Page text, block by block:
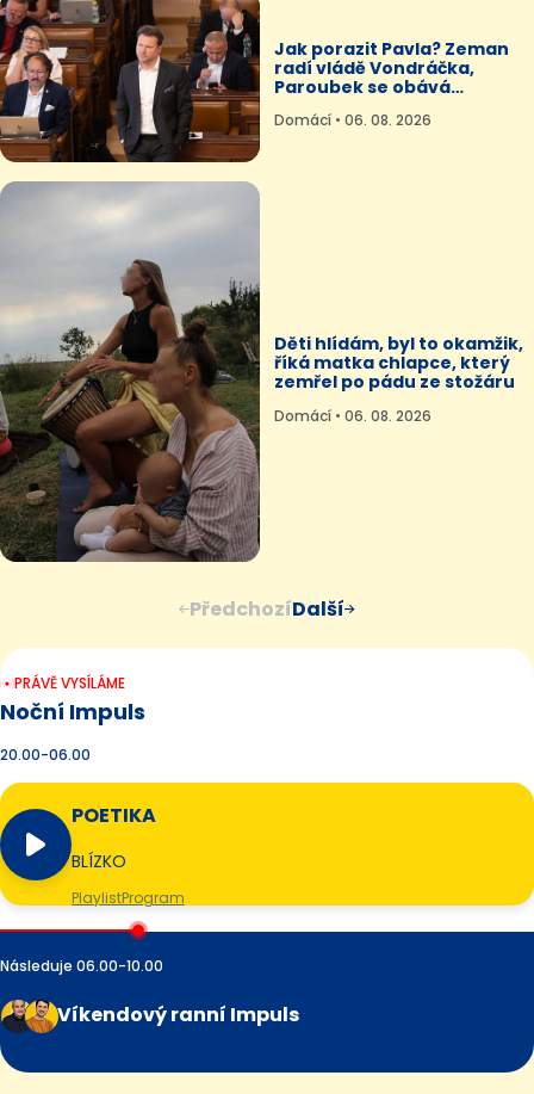
Jak porazit Pavla? Zeman
radí vládě Vondráčka,
Paroubek se obává
Domácí • 06. 08. 2026
Děti hlídám, byl to okamžik,
říká matka chlapce, který
zemřel po pádu ze stožáru
Domácí • 06. 08. 2026
PředchozíDalší
PRÁVĚ VYSÍLÁME
Noční Impuls
20.00-06.00
POETIKA
BLÍZKO
PlaylistProgram
Následuje 06.00-10.00
Víkendový ranní Impuls